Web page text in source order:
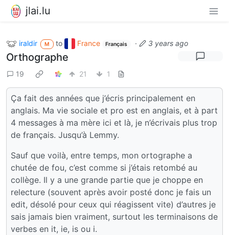
jlai.lu
iraldir M to France Français · 3 years ago
Orthographe
19 21 1
Ça fait des années que j’écris principalement en
anglais. Ma vie sociale et pro est en anglais, et à part
4 messages à ma mère ici et là, je n’écrivais plus trop
de français. Jusqu’à Lemmy.
Sauf que voilà, entre temps, mon ortographe a
chutée de fou, c’est comme si j’étais retombé au
collège. Il y a une grande partie que je choppe en
relecture (souvent après avoir posté donc je fais un
edit, désolé pour ceux qui réagissent vite) d’autres je
sais jamais bien vraiment, surtout les terminaisons de
verbes en it, ie, is ou i.